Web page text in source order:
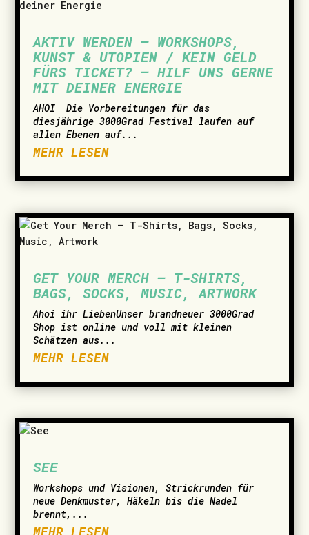
AKTIV WERDEN – WORKSHOPS,
KUNST & UTOPIEN / KEIN GELD
FÜRS TICKET? – HILF UNS GERNE
MIT DEINER ENERGIE
AHOI ­ Die Vorbereitungen für das
diesjährige 3000Grad Festival laufen auf
allen Ebenen auf...
MEHR LESEN
GET YOUR MERCH – T-SHIRTS,
BAGS, SOCKS, MUSIC, ARTWORK
­Ahoi ihr LiebenUnser brandneuer 3000Grad
Shop ist online und voll mit kleinen
Schätzen aus...
MEHR LESEN
SEE
Workshops und Visionen, Strickrunden für
neue Denkmuster, Häkeln bis die Nadel
brennt,...
MEHR LESEN